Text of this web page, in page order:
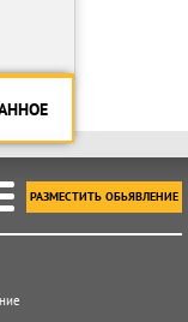
РАЗМЕСТИТЬ ОБЬЯВЛЕНИЕ